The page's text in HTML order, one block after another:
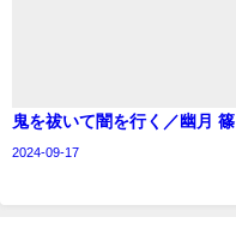
鬼を祓いて闇を行く／幽月 篠
2024-09-17